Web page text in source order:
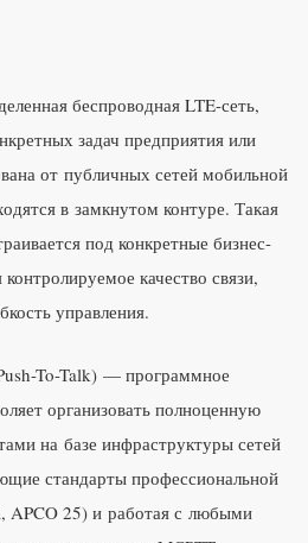
беспроводная LTE-сеть,
задач предприятия или
от публичных сетей мобильной
в замкнутом контуре. Такая
под конкретные бизнес-
качество связи,
управления.
To-Talk) — программное
организовать полноценную
на базе инфраструктуры сетей
стандарты профессиональной
APCO 25) и работая с любыми